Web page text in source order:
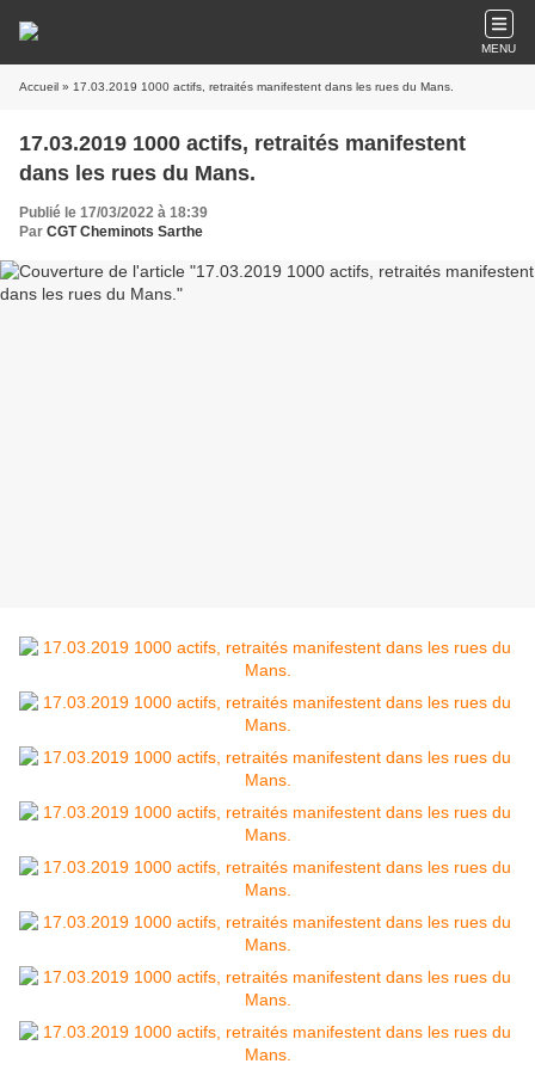
MENU
Accueil » 17.03.2019 1000 actifs, retraités manifestent dans les rues du Mans.
17.03.2019 1000 actifs, retraités manifestent
dans les rues du Mans.
Publié le 17/03/2022 à 18:39
Par CGT Cheminots Sarthe